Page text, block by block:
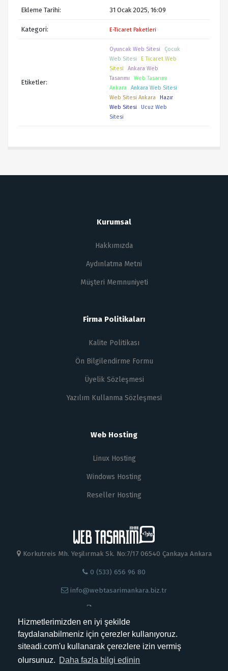
Hizmetlerimizden en iyi şekilde
faydalanabilmeniz için çerezler kullanıyoruz.
siteadi.com'u kullanarak çerezlere izin vermiş
olursunuz. Daha fazla bilgi edinin
Ekleme Tarihi: 31 Ocak 2025, 16:09
Kategori: E-Ticaret Paketleri
Etiketler:
Oyuncak Web Sitesi
Çocuk
Web Sitesi
E Ticaret Web
Sitesi
Ankara Web
Tasarımı
Web Tasarımı
Ankara
Ankara Web Sitesi
Web Sitesi Ankara
Hazır
Web Sitesi
Ucuz Web
Sitesi
Kurumsal
Hakkımızda
Aydınlatma Metni
Müşteri Memnuniyeti
Firma Politikaları
Kalite Politikası
Ön Bilgilendirme Formu
Üyelik Sözleşmesi
Yazılım Kullanma Sözleşmesi
Web Hosting
Linux Hosting
Windows Hosting
Reseller Hosting
Korkutreis Mh. Yeşilırmak Sk. No:7/17 06540 Çankaya Ankara
0 (533) 656 96 80
info@webtasarimankara.biz.tr